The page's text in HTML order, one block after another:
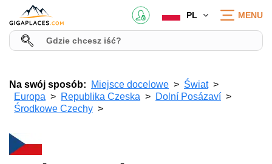
PL MENU
Na swój sposób: Miejsce docelowe
Świat
Europa
Republika Czeska
Dolní Posázaví
Środkowe Czechy